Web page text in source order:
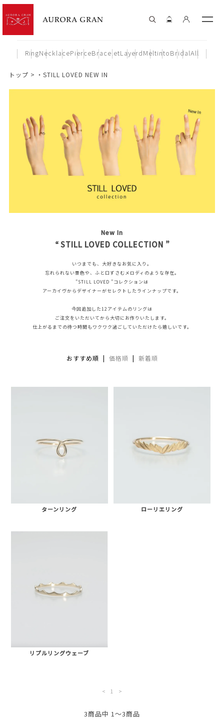
RingNecklacePierceBraceletLayerdMeltintoBridalAll
トップ ・STILL LOVED NEW IN
New In
”STILL LOVED COLLECTION ”
いつまでも、大好きなお気に入り。
忘れられない景色や、ふと口ずさむメロディのような存在。
”STILL LOVED ”コレクションは
アーカイヴからデザイナーがセレクトしたラインナップです。
今回追加した12アイテムのリングは
ご注文をいただいてから大切にお作りいたします。
仕上がるまでの待つ時間もワクワク過ごしていただけたら嬉しいです。
おすすめ順 | 価格順 | 新着順
ターンリング ローリエリング
リプルリングウェーブ
< 1 >
3商品中 1～3商品
AURORA GRAN